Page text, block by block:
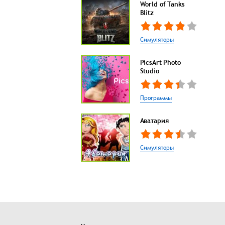
World of Tanks
Blitz
Симуляторы
PicsArt Photo
Studio
Программы
Аватария
Симуляторы